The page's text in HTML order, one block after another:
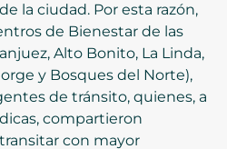
la ciudad. Por esta razón,
de Bienestar de las
Alto Bonito, La Linda,
y Bosques del Norte),
de tránsito, quienes, a
compartieron
con mayor